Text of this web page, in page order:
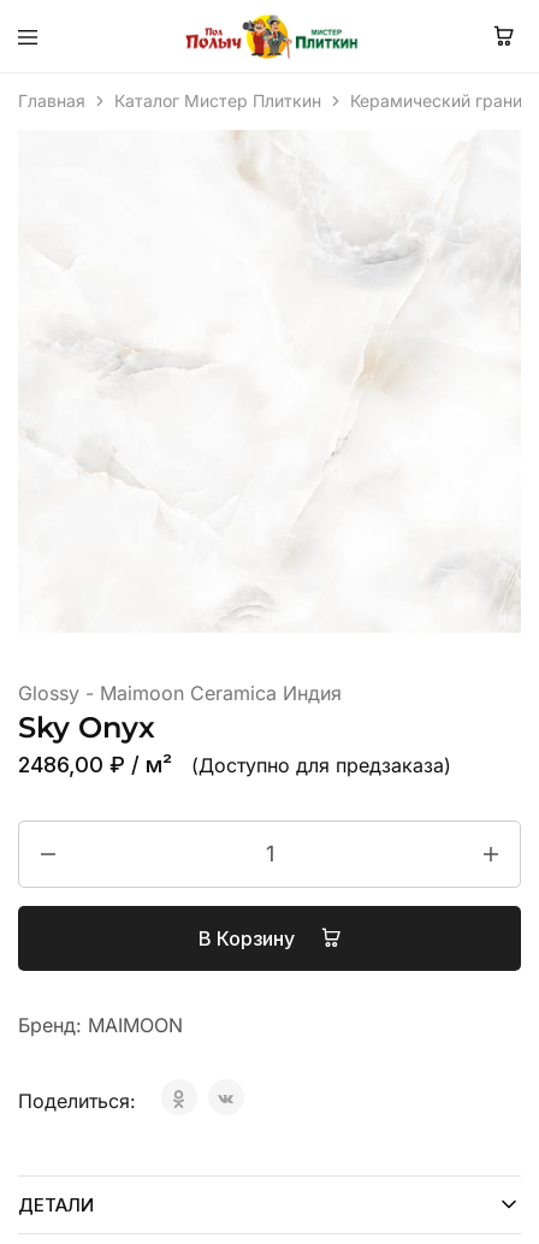
Главная Каталог Мистер Плиткин Керамический гранит
Glossy - Maimoon Ceramica Индия
Sky Onyx
2486,00 ₽ / м² (Доступно для предзаказа)
В Корзину
Бренд: MAIMOON
Поделиться:
ДЕТАЛИ